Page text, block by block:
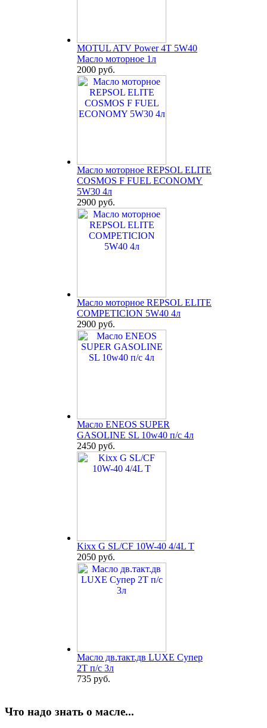
MOTUL ATV Power 4T 5W40
Масло моторное 1л
2000 руб.
Масло моторное REPSOL ELITE
COSMOS F FUEL ECONOMY
5W30 4л
2900 руб.
Масло моторное REPSOL ELITE
COMPETICION 5W40 4л
2900 руб.
Масло ENEOS SUPER
GASOLINE SL 10w40 п/с 4л
2450 руб.
Kixx G SL/CF 10W-40 4/4L T
2050 руб.
Масло дв.такт.дв LUXE Супер
2Т п/с 3л
735 руб.
Что надо знать о масле...